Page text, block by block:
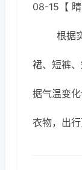
08-15【
根据
裙、短裤
据气温变
衣物，出行